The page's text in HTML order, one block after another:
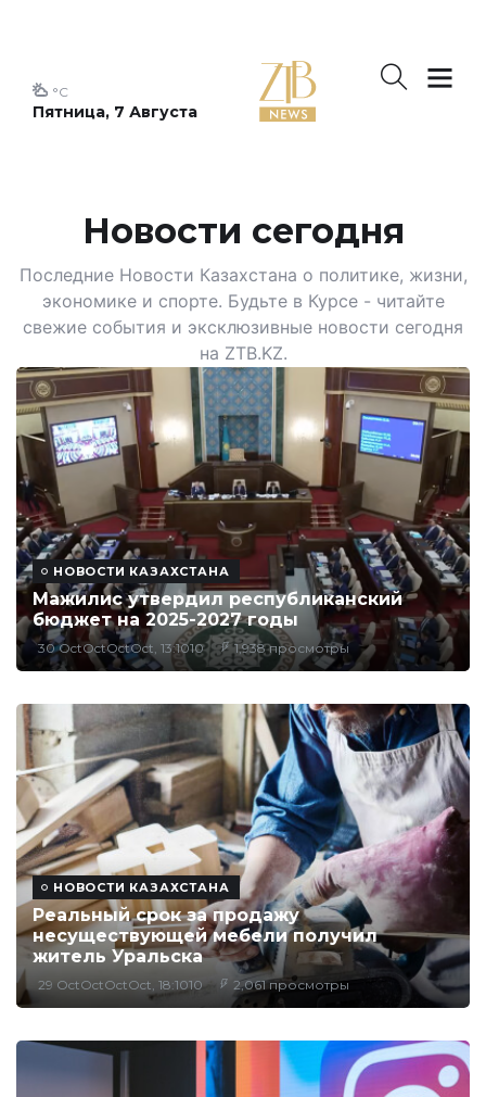
Пятница, 7 Августа
°C
Новости сегодня
Последние Новости Казахстана о политике, жизни,
экономике и спорте. Будьте в Курсе - читайте
свежие события и эксклюзивные новости сегодня
на ZTB.KZ.
НОВОСТИ КАЗАХСТАНА
Мажилис утвердил республиканский
бюджет на 2025-2027 годы
30 OctOctOctOct, 13:1010 1,938 просмотры
НОВОСТИ КАЗАХСТАНА
Реальный срок за продажу
несуществующей мебели получил
житель Уральска
29 OctOctOctOct, 18:1010 2,061 просмотры